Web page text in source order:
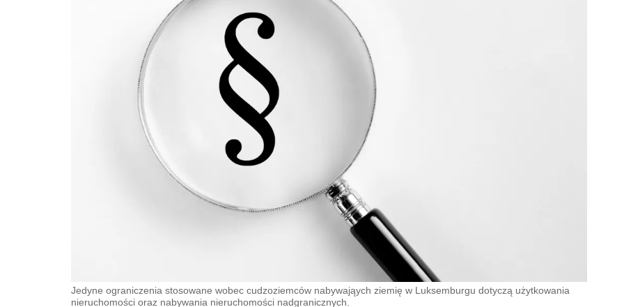
Jedyne ograniczenia stosowane wobec cudzoziemców nabywająych ziemię w Luksemburgu dotyczą użytkowania
nieruchomości oraz nabywania nieruchomości nadgranicznych.